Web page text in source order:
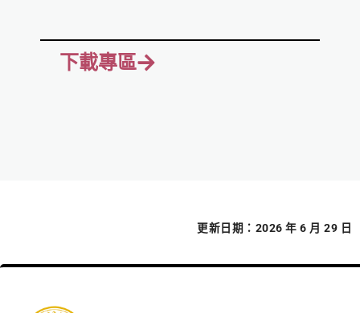
下載專區
更新日期：2026 年 6 月 29 日